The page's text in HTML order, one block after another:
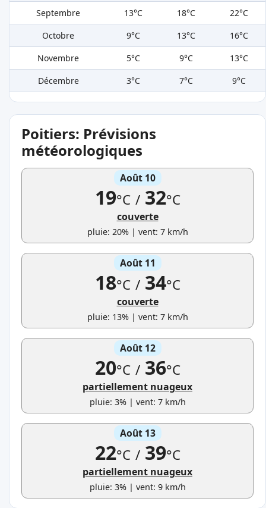
Septembre
13°C 18°C
22°C
Octobre
9°C 13°C
16°C
Novembre
5°C 9°C
13°C
Décembre
3°C 7°C 9°C
Poitiers: Prévisions
météorologiques
Août 10
19°C /32°C
couverte
pluie: 20% | vent: 7 km/h
Août 11
18°C /34°C
couverte
pluie: 13% | vent: 7 km/h
Août 12
20°C /36°C
partiellement nuageux
pluie: 3% | vent: 7 km/h
Août 13
22°C /39°C
partiellement nuageux
pluie: 3% | vent: 9 km/h